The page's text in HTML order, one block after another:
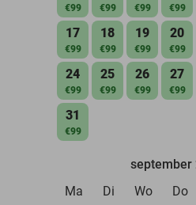
€99 €99 €99 €99
17
€99
18
€99
19
€99
20
€99
24
€99
25
€99
26
€99
27
€99
31
€99
september
Ma
Di Wo Do